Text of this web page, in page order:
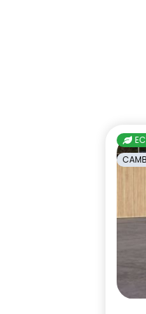
sellerie in
jacquard di
sistema di
attiva con
pedoni, ciclisti e
smartphone
compatibile